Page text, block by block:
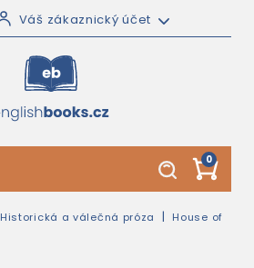
Váš zákaznický účet
0
Historická a válečná próza
House of